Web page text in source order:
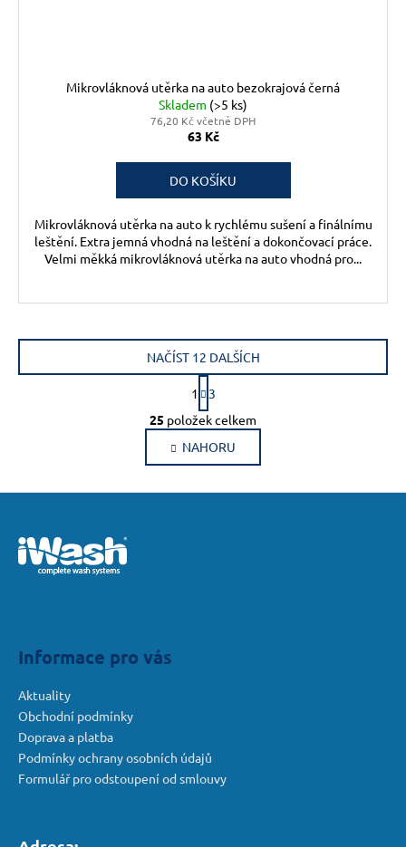
Mikrovláknová utěrka na auto bezokrajová černá
Skladem (>5 ks)
76,20 Kč včetně DPH
63 Kč
DO KOŠÍKU
Mikrovláknová utěrka na auto k rychlému sušení a finálnímu
leštění. Extra jemná vhodná na leštění a dokončovací práce.
Velmi měkká mikrovláknová utěrka na auto vhodná pro...
O
v
l
á
d
s
u
NAČÍST 12 DALŠÍCH
S
t
r
á
n
k
1
3
25 položek celkem
NAHORU
Informace pro vás
Aktuality
Obchodní podmínky
Doprava a platba
Podmínky ochrany osobních údajů
Formulář pro odstoupení od smlouvy